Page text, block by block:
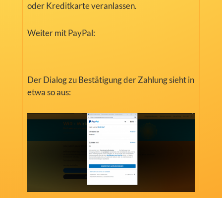
oder Kreditkarte veranlassen.
Weiter mit PayPal:
Der Dialog zu Bestätigung der Zahlung sieht in
etwa so aus: